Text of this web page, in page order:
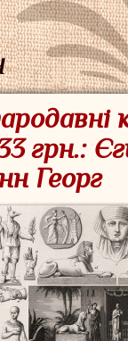
грн.:
Георг